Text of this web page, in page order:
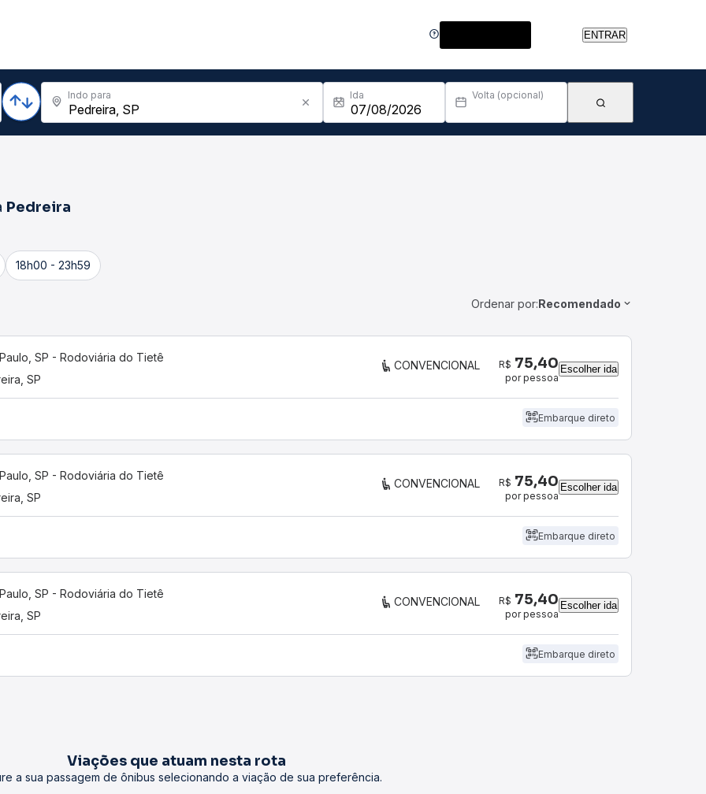
ENTRAR
Indo para Ida Volta (opcional)
Pedreira
18h00 - 23h59
Ordenar por:Recomendado
SP - Rodoviária do Tietê
SP
CONVENCIONAL R$ 75,40
por pessoa
Escolher ida
Embarque direto
SP - Rodoviária do Tietê
SP
CONVENCIONAL R$ 75,40
por pessoa
Escolher ida
Embarque direto
SP - Rodoviária do Tietê
SP
CONVENCIONAL R$ 75,40
por pessoa
Escolher ida
Embarque direto
Viações que atuam nesta rota
a sua passagem de ônibus selecionando a viação de sua preferência.